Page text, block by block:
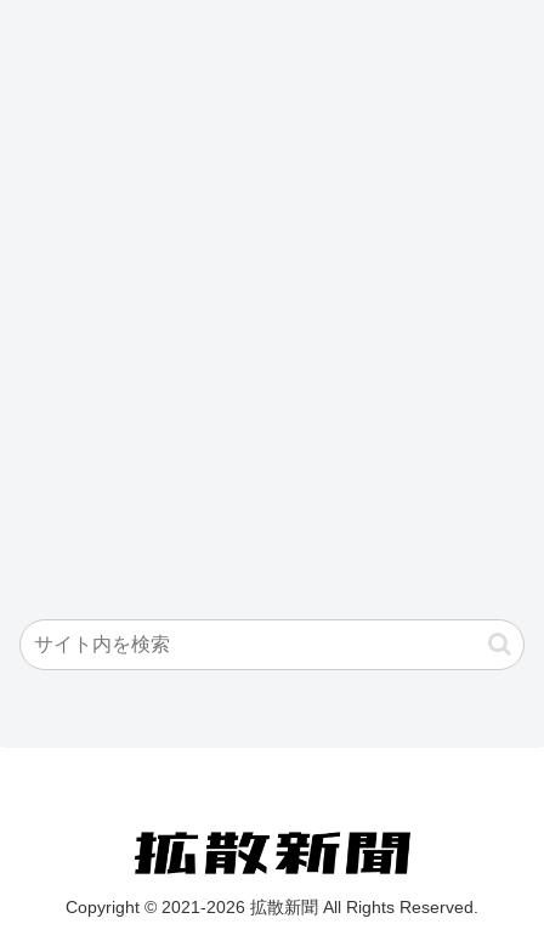
Copyright © 2021-2026 拡散新聞 All Rights Reserved.